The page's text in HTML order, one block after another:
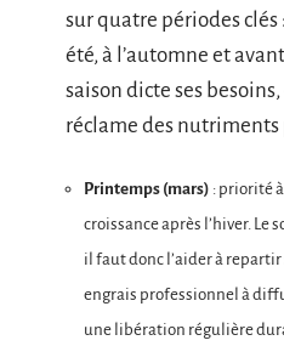
sur quatre périodes
été, à l’automne et
saison dicte ses
réclame des
Printemps (mars) : priorité
croissance après l’hiver. Le
il faut donc l’aider à repartir
engrais professionnel à
une libération régulière